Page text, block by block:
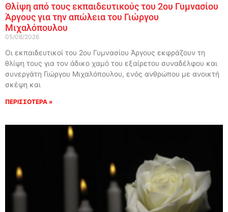
Θλίψη από τους εκπαιδευτικούς του 2ου Γυμνασίου
Άργους για την απώλεια του Γιώργου
Μιχαλόπουλου
05/08/2026
Οι εκπαιδευτικοί του 2ου Γυμνασίου Άργους εκφράζουν τη
θλίψη τους για τον άδικο χαμό του εξαίρετου συναδέλφου και
συνεργάτη Γιώργου Μιχαλόπουλου, ενός ανθρώπου με ανοικτή
σκέψη και
ΠΕΡΙΣΣΟΤΕΡΑ »